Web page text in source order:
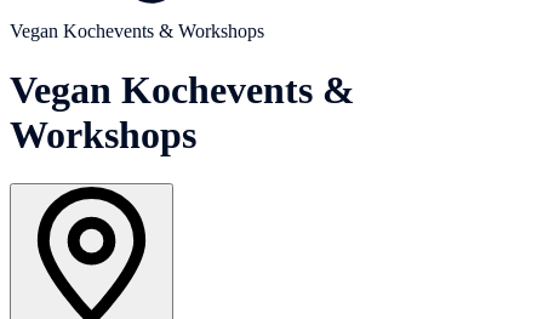
Vegan Kochevents & Workshops
Vegan Kochevents &
Workshops